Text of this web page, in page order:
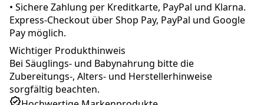
• Sichere Zahlung per Kreditkarte, PayPal und Klarna.
Express-Checkout über Shop Pay, PayPal und Google
Pay möglich.
Wichtiger Produkthinweis
Bei Säuglings- und Babynahrung bitte die
Zubereitungs-, Alters- und Herstellerhinweise
sorgfältig beachten.